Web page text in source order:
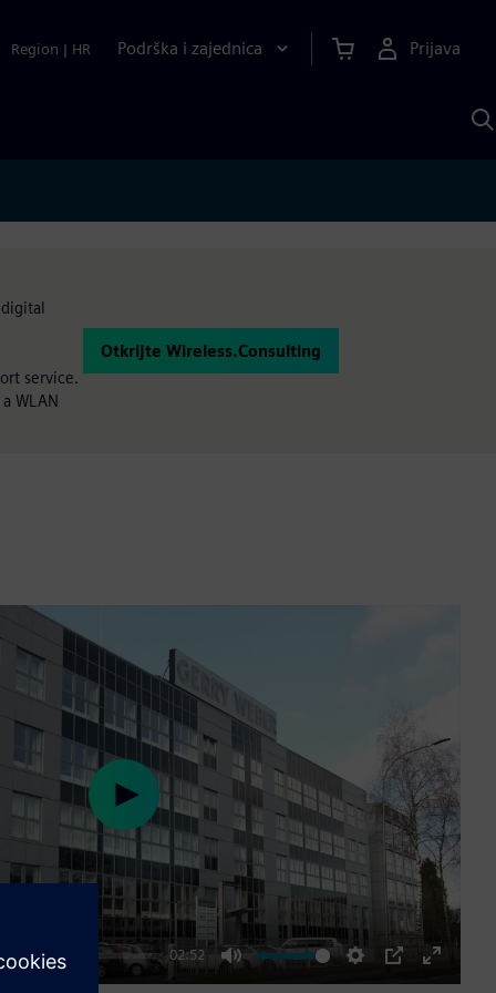
Region | HR Podrška i zajednica Prijava
service.
WLAN
Otkrijte Wireless.Consulting
02:52
Mute Settings
PIP
Enter
Play